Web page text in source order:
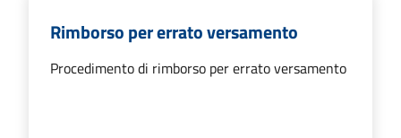
Rimborso per errato versamento
Procedimento di rimborso per errato versamento